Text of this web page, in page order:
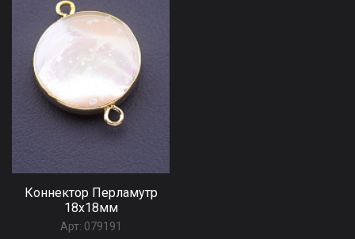
Коннектор Перламутр
18x18мм
Арт: 079191